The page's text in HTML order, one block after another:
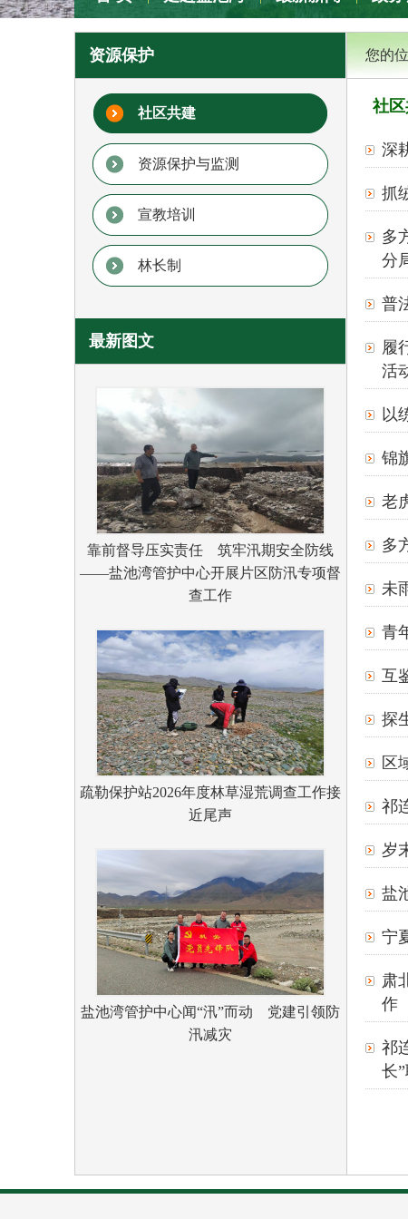
资源保护
社区共建
资源保护与监测
宣教培训
林长制
最新图文
靠前督导压实责任 筑牢汛期安全防线
——盐池湾管护中心开展片区防汛专项督
查工作
疏勒保护站2026年度林草湿荒调查工作接
近尾声
盐池湾管护中心闻“汛”而动 党建引领防
汛减灾
您的位
社
深
抓
多
分
普
履
活
以
锦
老
多
未
青
互
探
区
祁
岁
盐
宁
肃
作
祁
长